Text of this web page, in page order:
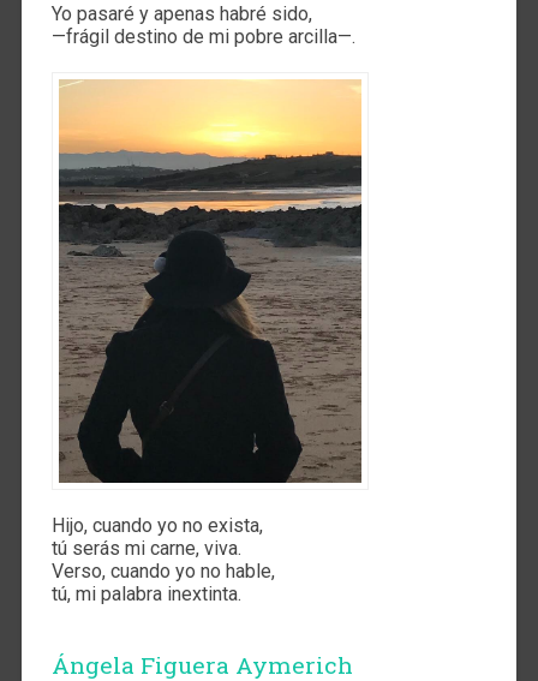
Yo pasaré y apenas habré sido,
—frágil destino de mi pobre arcilla—.
Hijo, cuando yo no exista,
tú serás mi carne, viva.
Verso, cuando yo no hable,
tú, mi palabra inextinta.
Ángela Figuera Aymerich